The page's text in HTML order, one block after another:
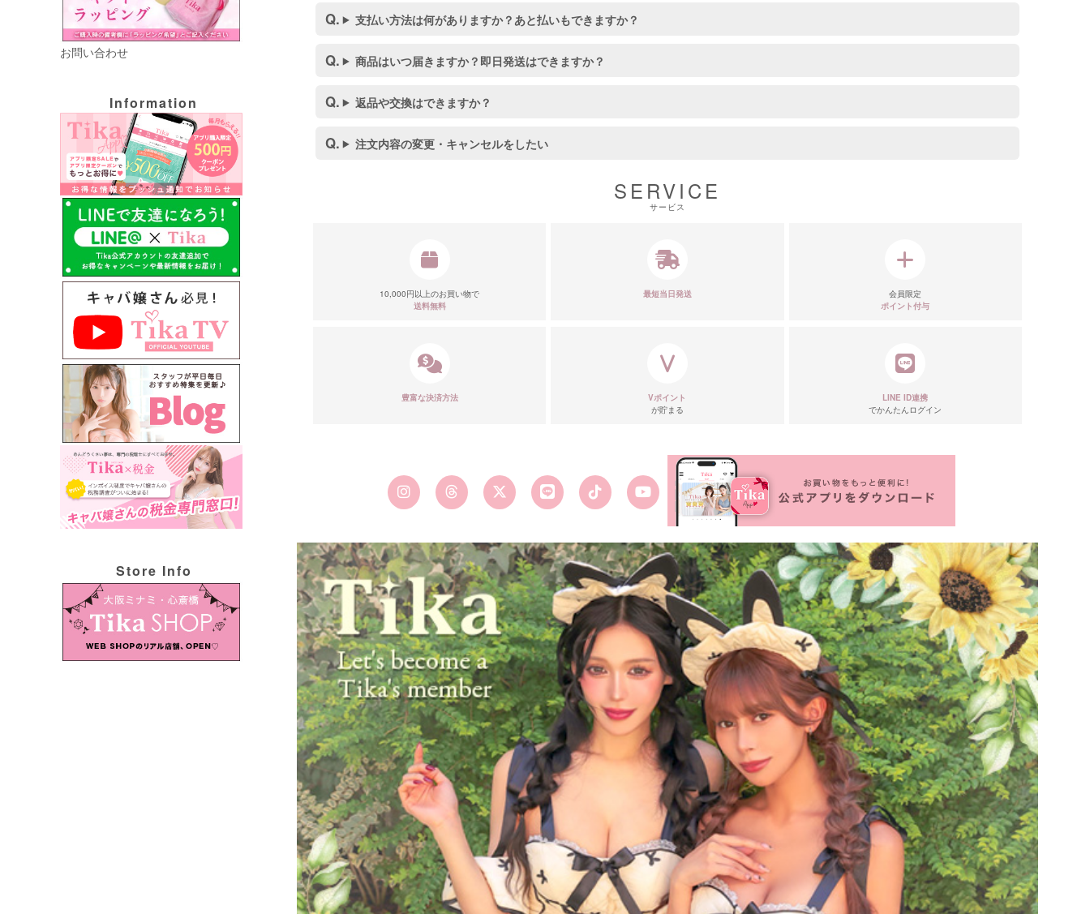
お問い合わせ
Information
Store Info
支払い方法は何がありますか？あと払いもできますか？
商品はいつ届きますか？即日発送はできますか？
返品や交換はできますか？
注文内容の変更・キャンセルをしたい
SERVICE
サービス
10,000円以上のお買い物で
送料無料
最短当日発送
会員限定
ポイント付与
豊富な決済方法
Vポイント
が貯まる
LINE ID連携
でかんたんログイン